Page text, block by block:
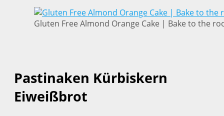
Gluten Free Almond Orange Cake | Bake to the
Pastinaken Kürbiskern
Eiweißbrot